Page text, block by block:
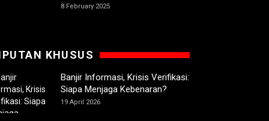
8 February 2025
KHUSUS
Banjir Informasi, Krisis Verifikasi:
Siapa Menjaga Kebenaran?
19 April 2026